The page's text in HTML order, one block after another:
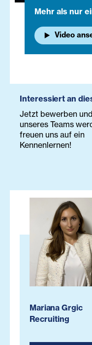
Mehr als nur
Video
Interessiert an
Jetzt bewerben
unseres Teams
freuen uns auf ein
Kennenlernen!
Mariana Grgic
Recruiting